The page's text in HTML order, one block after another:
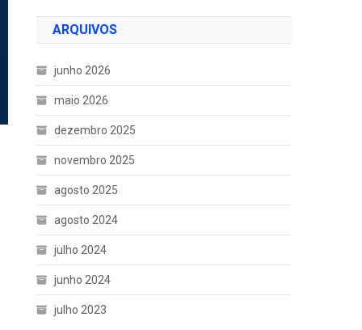
ARQUIVOS
junho 2026
maio 2026
dezembro 2025
novembro 2025
agosto 2025
agosto 2024
julho 2024
junho 2024
julho 2023